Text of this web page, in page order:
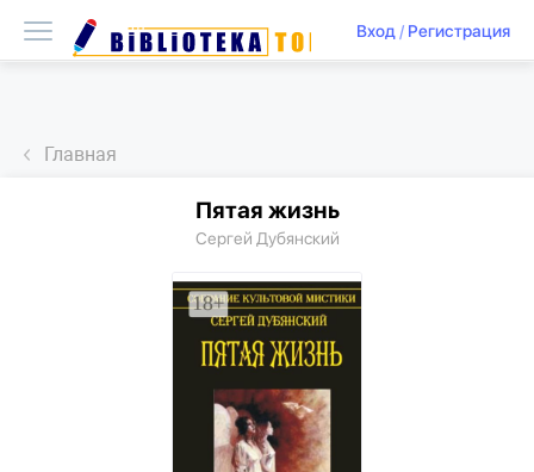
Вход/ Регистрация
Главная
Пятая жизнь
Сергей Дубянский